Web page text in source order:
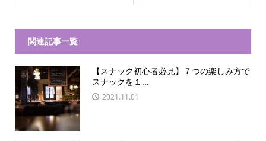
関連記事一覧
【スナック初心者必見】７つの楽しみ方で
スナックを１...
2021.11.01